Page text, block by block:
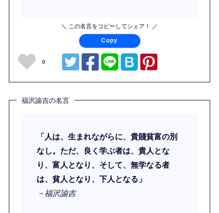
＼ この名言をコピーしてシェア！ ／
Copy
0
福沢諭吉の名言
「人は、生まれながらに、貴賤貧富の別
なし。ただ、良く学ぶ者は、貴人とな
り、富人となり、そして、無学なる者
は、貧人となり、下人となる」
－福沢諭吉